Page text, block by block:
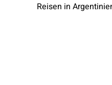
Reisen in